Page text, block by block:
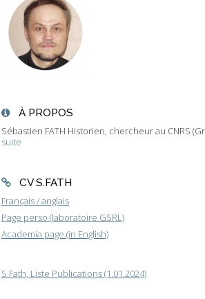
À PROPOS
Sébastien FATH Historien, chercheur au CNRS
suite
CV S.FATH
Français / anglais
Page perso (laboratoire GSRL)
Academia page (in English)
S.Fath, Liste Publications (1.01.2024)